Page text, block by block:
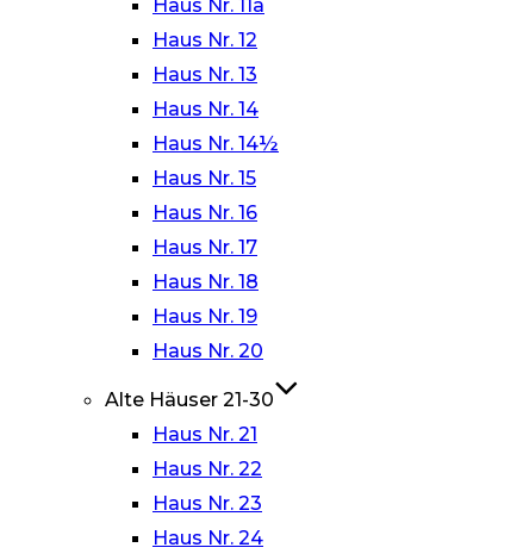
Haus Nr. 11a
Haus Nr. 12
Haus Nr. 13
Haus Nr. 14
Haus Nr. 14½
Haus Nr. 15
Haus Nr. 16
Haus Nr. 17
Haus Nr. 18
Haus Nr. 19
Haus Nr. 20
Alte Häuser 21-30
Haus Nr. 21
Haus Nr. 22
Haus Nr. 23
Haus Nr. 24